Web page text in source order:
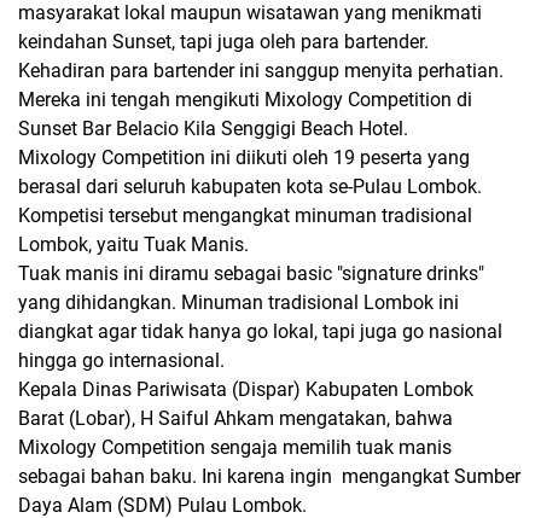
masyarakat lokal maupun wisatawan yang menikmati
keindahan Sunset, tapi juga oleh para bartender.
Kehadiran para bartender ini sanggup menyita perhatian.
Mereka ini tengah mengikuti Mixology Competition di
Sunset Bar Belacio Kila Senggigi Beach Hotel.
Mixology Competition ini diikuti oleh 19 peserta yang
berasal dari seluruh kabupaten kota se-Pulau Lombok.
Kompetisi tersebut mengangkat minuman tradisional
Lombok, yaitu Tuak Manis.
Tuak manis ini diramu sebagai basic "signature drinks"
yang dihidangkan. Minuman tradisional Lombok ini
diangkat agar tidak hanya go lokal, tapi juga go nasional
hingga go internasional.
Kepala Dinas Pariwisata (Dispar) Kabupaten Lombok
Barat (Lobar), H Saiful Ahkam mengatakan, bahwa
Mixology Competition sengaja memilih tuak manis
sebagai bahan baku. Ini karena ingin mengangkat Sumber
Daya Alam (SDM) Pulau Lombok.